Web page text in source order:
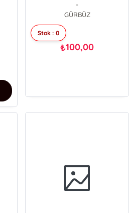
-
GÜRBÜZ
Stok : 0
₺100,00